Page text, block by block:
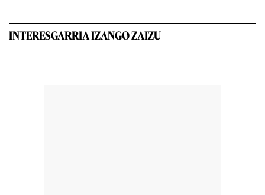
INTERESGARRIA IZANGO ZAIZU